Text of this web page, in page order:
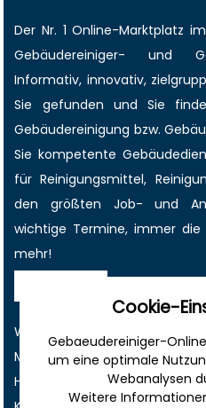
Der Nr. 1 Online-Marktplatz
Gebäudereiniger- und
Informativ, innovativ,
Sie gefunden und Sie
Gebäudereinigung bzw.
Sie kompetente
für Reinigungsmittel,
den größten Job- und
wichtige Termine, immer die
mehr!
Werbung
Musterverträge und Vorlagen
Hilfe
Cookie-
Gebaeudereiniger-
um eine optimale
Webanalysen
Weitere